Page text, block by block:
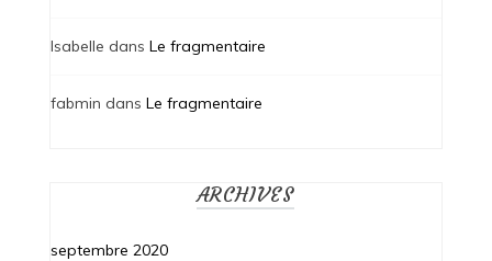
Isabelle dans Le fragmentaire
fabmin dans Le fragmentaire
ARCHIVES
septembre 2020